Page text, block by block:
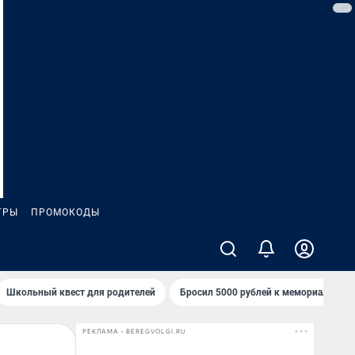
ПРОМОКОДЫ
Школьный квест для родителей Бросил 5000 рублей к мемориалу
РЕКЛАМА • BEREGVOLGI.RU